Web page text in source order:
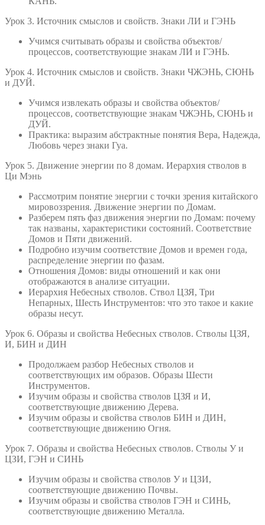
Урок 3. Источник смыслов и свойств. Знаки ЛИ и ГЭНЬ
Учимся считывать образы и свойства объектов/
процессов, соответствующие знакам ЛИ и ГЭНЬ.
Урок 4. Источник смыслов и свойств. Знаки ЧЖЭНЬ, СЮНЬ
и ДУЙ.
Учимся извлекать образы и свойства объектов/
процессов, соответствующие знакам ЧЖЭНЬ, СЮНЬ и
ДУЙ.
Практика: выразим абстрактные понятия Вера, Надежда,
Любовь через знаки Гуа.
Урок 5. Движение энергии по 8 домам. Иерархия стволов в
Ци Мэнь
Рассмотрим понятие энергии с точки зрения китайского
мировоззрения. Движение энергии по Домам.
Разберем пять фаз движения энергии по Домам: почему
так названы, характеристики состояний. Соответствие
Домов и Пяти движений.
Подробно изучим соответствие Домов и времен года,
распределение энергии по фазам.
Отношения Домов: виды отношений и как они
отображаются в анализе ситуации.
Иерархия Небесных стволов. Ствол ЦЗЯ, Три
Непарных, Шесть Инструментов: что это такое и какие
образы несут.
Урок 6. Образы и свойства Небесных стволов. Стволы ЦЗЯ,
И, БИН и ДИН
Продолжаем разбор Небесных стволов и
соответствующих им образов. Образы Шести
Инструментов.
Изучим образы и свойства стволов ЦЗЯ и И,
соответствующие движению Дерева.
Изучим образы и свойства стволов БИН и ДИН,
соответствующие движению Огня.
Урок 7. Образы и свойства Небесных стволов. Стволы У и
ЦЗИ, ГЭН и СИНЬ
Изучим образы и свойства стволов У и ЦЗИ,
соответствующие движению Почвы.
Изучим образы и свойства стволов ГЭН и СИНЬ,
соответствующие движению Металла.